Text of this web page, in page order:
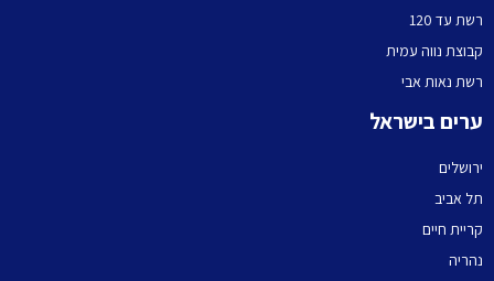
רשת עד 120
קבוצת נווה עמית
רשת נאות אבי
ערים בישראל
ירושלים
תל אביב
קריית חיים
נהריה